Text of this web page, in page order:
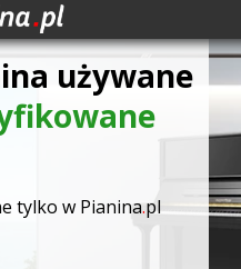
używane
tylko w Pianina.pl